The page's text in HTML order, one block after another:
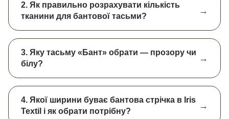
2. Як правильно розрахувати кількість
тканини для бантової тасьми?
3. Яку тасьму «Бант» обрати — прозору чи
білу?
4. Якої ширини буває бантова стрічка в Iris
Textil і як обрати потрібну?